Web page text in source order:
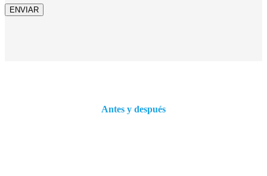
Antes y después